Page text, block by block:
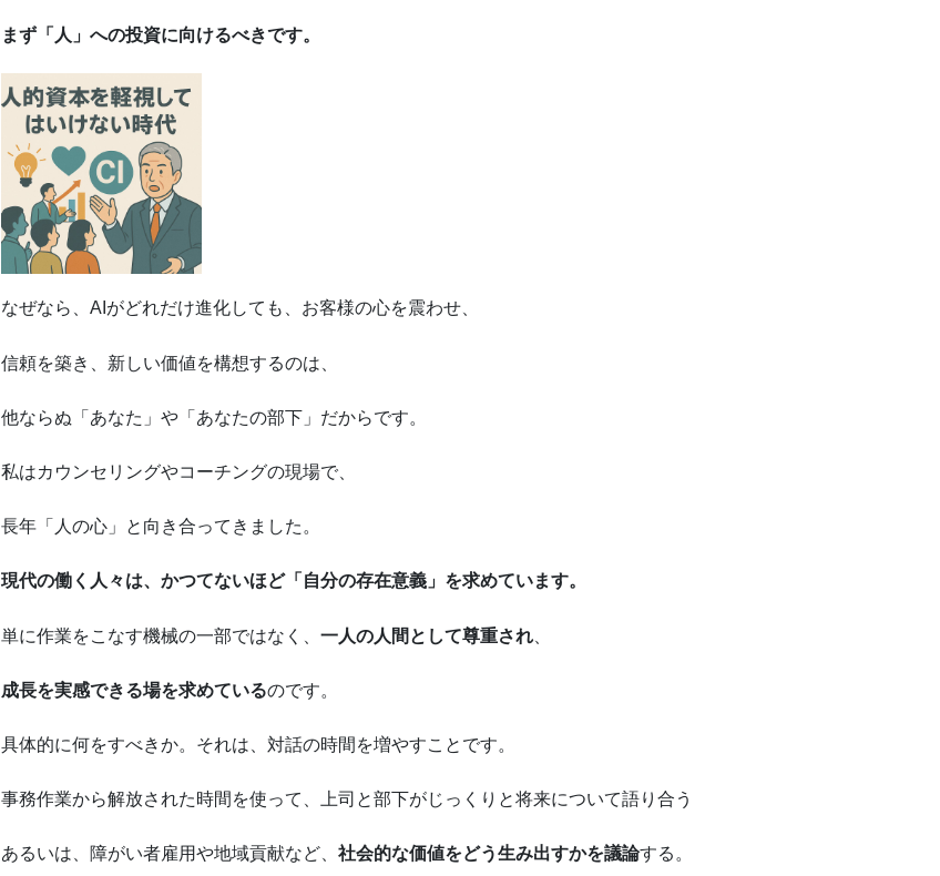
まず「人」への投資に向けるべきです。
なぜなら、AIがどれだけ進化しても、お客様の心を震わせ、
信頼を築き、新しい価値を構想するのは、
他ならぬ「あなた」や「あなたの部下」だからです。
私はカウンセリングやコーチングの現場で、
長年「人の心」と向き合ってきました。
現代の働く人々は、かつてないほど「自分の存在意義」を求めています。
単に作業をこなす機械の一部ではなく、 一人の人間として尊重され
成長を実感できる場を求めているのです。
具体的に何をすべきか。それは、対話の時間を増やすことです。
事務作業から解放された時間を使って、上司と部下がじっくりと将来について語り合う
あるいは、障がい者雇用や地域貢献など、 社会的な価値をどう生み出すかを議論する。